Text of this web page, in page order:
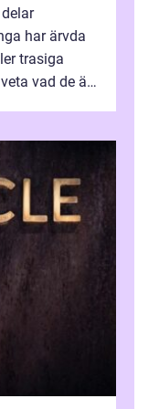
har ärvda
trasiga
vad de är